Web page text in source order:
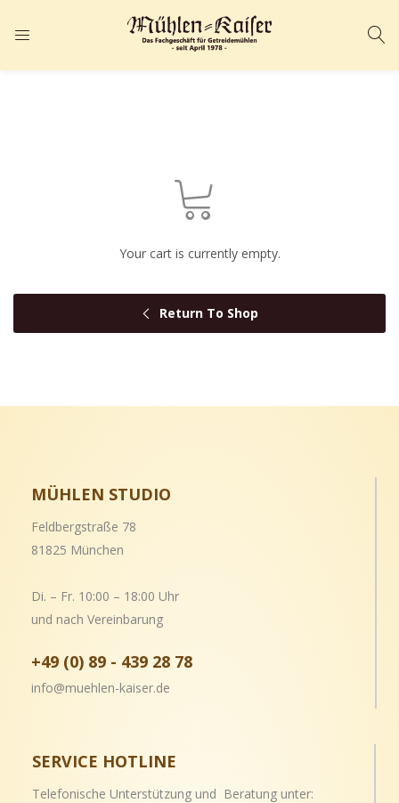
ANMELDEN
Angemeldet bleiben Passwort vergessen?
Your cart is currently empty.
Return To Shop
MÜHLEN STUDIO
Feldbergstraße 78
81825 München
Di. – Fr. 10:00 – 18:00 Uhr
und nach Vereinbarung
+49 (0) 89 - 439 28 78
info@muehlen-kaiser.de
SERVICE HOTLINE
Telefonische Unterstützung und Beratung unter: